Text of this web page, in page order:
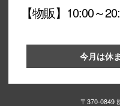
【物販】10:00～
今月は休
〒370-0849